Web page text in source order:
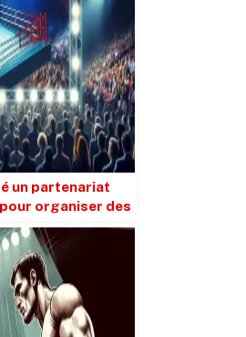
un partenariat
organiser des
Uni et en